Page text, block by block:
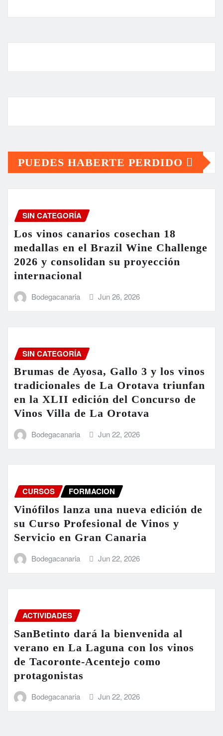
PUEDES HABERTE PERDIDO
SIN CATEGORÍA
Los vinos canarios cosechan 18
medallas en el Brazil Wine Challenge
2026 y consolidan su proyección
internacional
Bodegacanaria Jun 26, 2026
SIN CATEGORÍA
Brumas de Ayosa, Gallo 3 y los vinos
tradicionales de La Orotava triunfan
en la XLII edición del Concurso de
Vinos Villa de La Orotava
Bodegacanaria Jun 22, 2026
CURSOS FORMACION
Vinófilos lanza una nueva edición de
su Curso Profesional de Vinos y
Servicio en Gran Canaria
Bodegacanaria Jun 22, 2026
ACTIVIDADES
SanBetinto dará la bienvenida al
verano en La Laguna con los vinos
de Tacoronte-Acentejo como
protagonistas
Bodegacanaria Jun 22, 2026